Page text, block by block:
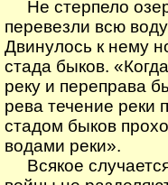
Не стерпело
перевезли всю
Двинулось к нему
стада быков.
реку и переправа
рева течение реки
стадом быков
водами реки».
Всякое